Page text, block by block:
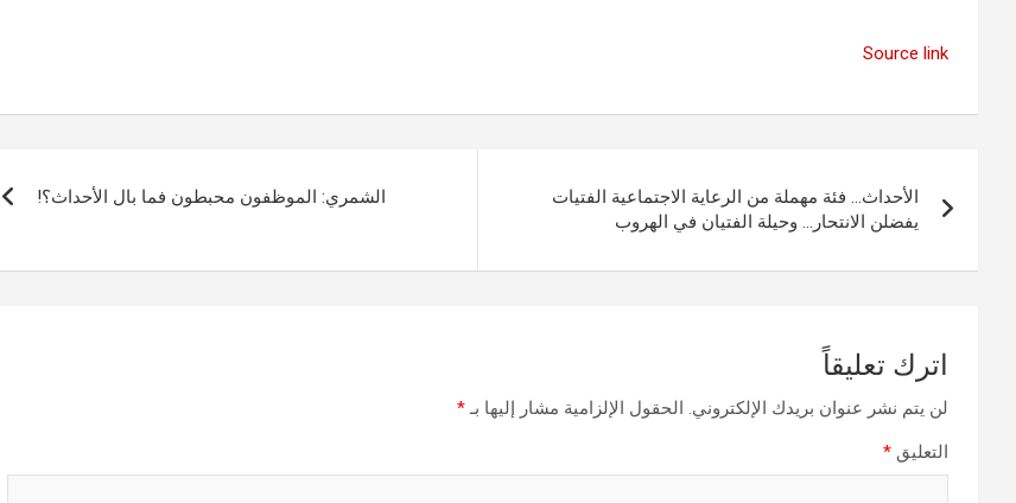
Source link
المقالات
الأحداث… فئة مهملة من الرعاية الاجتماعية الفتيات
يفضلن الانتحار… وحيلة الفتيان في الهروب
الشمري: الموظفون محبطون فما بال الأحداث؟!
اترك تعليقاً
لن يتم نشر عنوان بريدك الإلكتروني. الحقول الإلزامية مشار إليها بـ*
التعليق *